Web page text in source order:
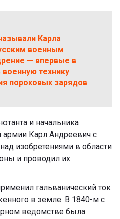
Карла
военным
— впервые в
технику
пороховых зарядов
и начальника
Карл Андреевич с
изобретениями в области
и проводил их
гальванический ток
в земле. В 1840-м с
ведомстве была